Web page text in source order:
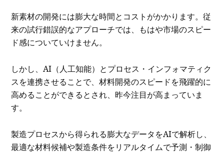
新素材の開発には膨大な時間とコストがかかります。従
来の試行錯誤的なアプローチでは、もはや市場のスピー
ド感についていけません。
しかし、AI（人工知能）とプロセス・インフォマティク
スを連携させることで、材料開発のスピードを飛躍的に
高めることができるとされ、昨今注目が高まっていま
す。
製造プロセスから得られる膨大なデータをAIで解析し、
最適な材料候補や製造条件をリアルタイムで予測・制御